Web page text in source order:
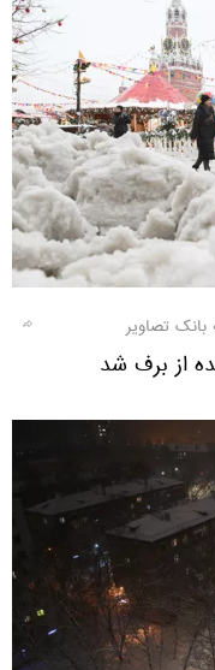
بانک تصاویر
از برف شد